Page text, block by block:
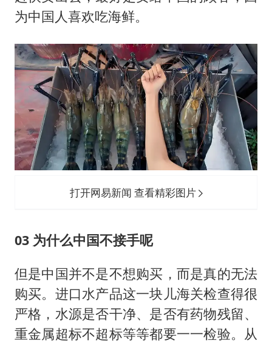
为中国人喜欢吃海鲜。
打开网易新闻 查看精彩图片
03 为什么中国不接手呢
但是中国并不是不想购买，而是真的无法
购买。进口水产品这一块儿海关检查得很
严格，水源是否干净、是否有药物残留、
重金属超标不超标等等都要一一检验。从